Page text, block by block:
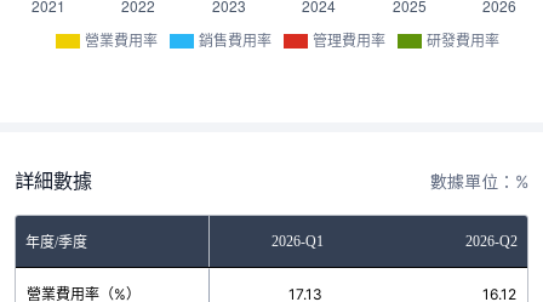
營業費用率 銷售費用率 管理費用率 研發費用率
詳細數據 數據單位：%
年度/季度2025-Q4 2026-Q1 2026-Q2
營業費用率（%）
15.72 17.13 16.12